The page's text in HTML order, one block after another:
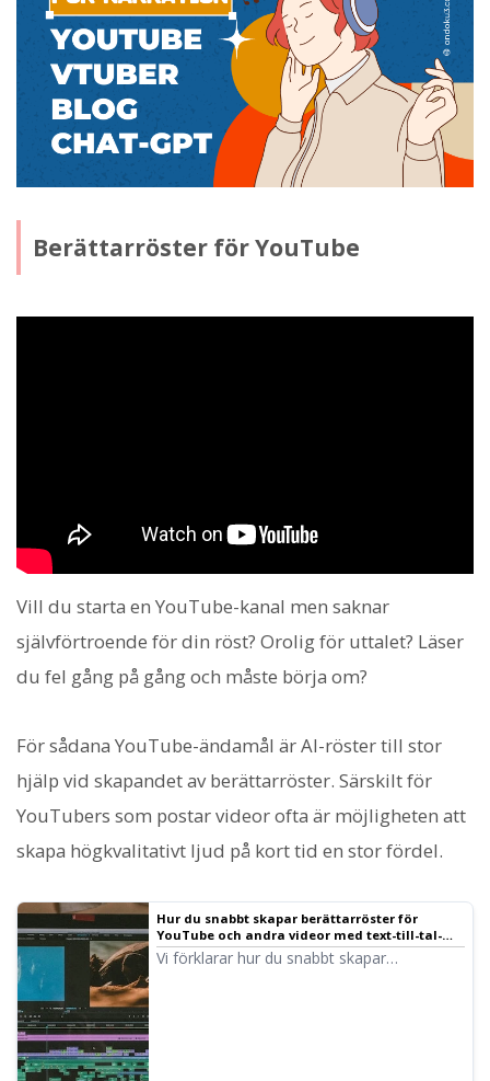
Berättarröster för YouTube
Vill du starta en YouTube-kanal men saknar
självförtroende för din röst? Orolig för uttalet? Läser
du fel gång på gång och måste börja om?
För sådana YouTube-ändamål är AI-röster till stor
hjälp vid skapandet av berättarröster. Särskilt för
YouTubers som postar videor ofta är möjligheten att
skapa högkvalitativt ljud på kort tid en stor fördel.
Hur du snabbt skapar berättarröster för
YouTube och andra videor med text-till-tal-
programvara. Tips och poänger ｜ Text-till-tal-
programvara Ondoku
Vi förklarar hur du snabbt skapar